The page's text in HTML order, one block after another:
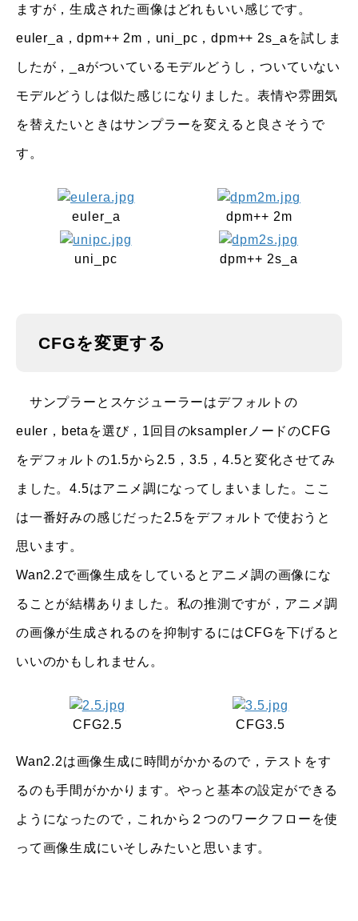
ますが，生成された画像はどれもいい感じです。
euler_a，dpm++ 2m，uni_pc，dpm++ 2s_aを試しま
したが，_aがついているモデルどうし，ついていない
モデルどうしは似た感じになりました。表情や雰囲気
を替えたいときはサンプラーを変えると良さそうで
す。
euler_a dpm++ 2m
uni_pc dpm++ 2s_a
CFGを変更する
サンプラーとスケジューラーはデフォルトの
euler，betaを選び，1回目のksamplerノードのCFG
をデフォルトの1.5から2.5，3.5，4.5と変化させてみ
ました。4.5はアニメ調になってしまいました。ここ
は一番好みの感じだった2.5をデフォルトで使おうと
思います。
Wan2.2で画像生成をしているとアニメ調の画像にな
ることが結構ありました。私の推測ですが，アニメ調
の画像が生成されるのを抑制するにはCFGを下げると
いいのかもしれません。
CFG2.5 CFG3.5
Wan2.2は画像生成に時間がかかるので，テストをす
るのも手間がかかります。やっと基本の設定ができる
ようになったので，これから２つのワークフローを使
って画像生成にいそしみたいと思います。